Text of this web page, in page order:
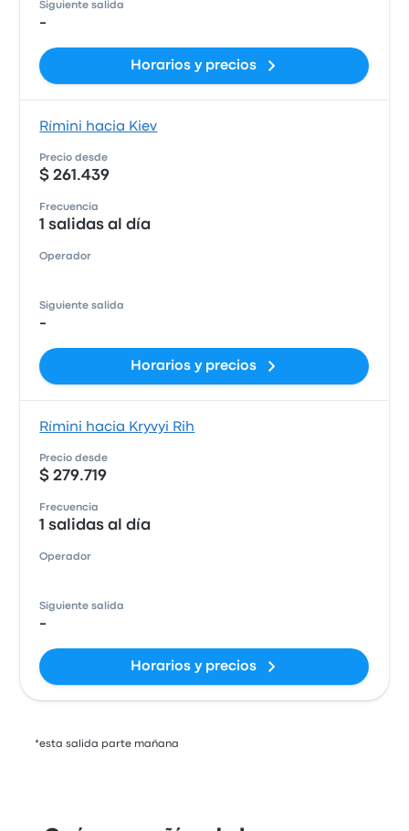
Siguiente salida
-
Horarios y precios
Rímini hacia Kiev
Precio desde
$ 261.439
Frecuencia
1 salidas al día
Operador
Siguiente salida
-
Horarios y precios
Rímini hacia Kryvyi Rih
Precio desde
$ 279.719
Frecuencia
1 salidas al día
Operador
Siguiente salida
-
Horarios y precios
*esta salida parte mañana